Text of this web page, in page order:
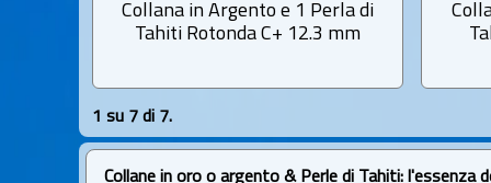
Collana in Argento e 1 Perla di
Tahiti Rotonda C+ 12.3 mm
1 su 7 di 7.
Collane in oro o argento & Perle di Tahiti: l'essenza